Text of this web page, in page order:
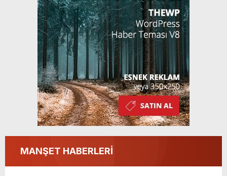
MANŞET HABERLERİ